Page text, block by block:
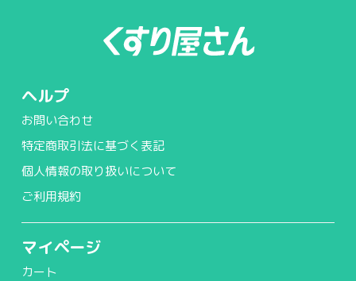
ヘルプ
お問い合わせ
特定商取引法に基づく表記
個人情報の取り扱いについて
ご利用規約
マイページ
カート